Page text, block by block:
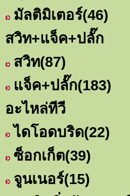
มัลติมิเตอร์(46)
สวิท+แจ็ค+ปลั๊ก
สวิท(87)
แจ็ค+ปลั๊ก(183)
อะไหล่ทีวี
ไดโอดบริด(22)
ซ็อกเก็ต(39)
จูนเนอร์(15)